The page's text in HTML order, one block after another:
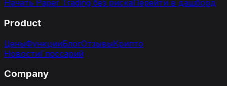
Начать Paper Trading без рискаПерейти в дашборд
Product
ЦеныФункцииБлогОтзывыКрипто
НовостиГлоссарий
Company